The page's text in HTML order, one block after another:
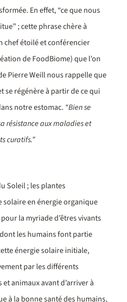
En effet, “ce que nous
; cette phrase chère à
chef étoilé et conférencier
de FoodBiome) que l’on
Pierre Weill nous rappelle que
se régénère à partir de ce qui
notre estomac. “Bien se
résistance aux maladies et
curatifs.”
Soleil ; les plantes
solaire en énergie organique
la myriade d’êtres vivants
les humains font partie
énergie solaire initiale,
par les différents
animaux avant d’arriver à
à la bonne santé des humains,